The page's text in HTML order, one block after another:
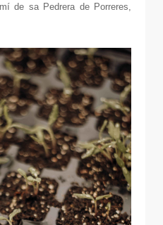
de sa Pedrera de Porreres,